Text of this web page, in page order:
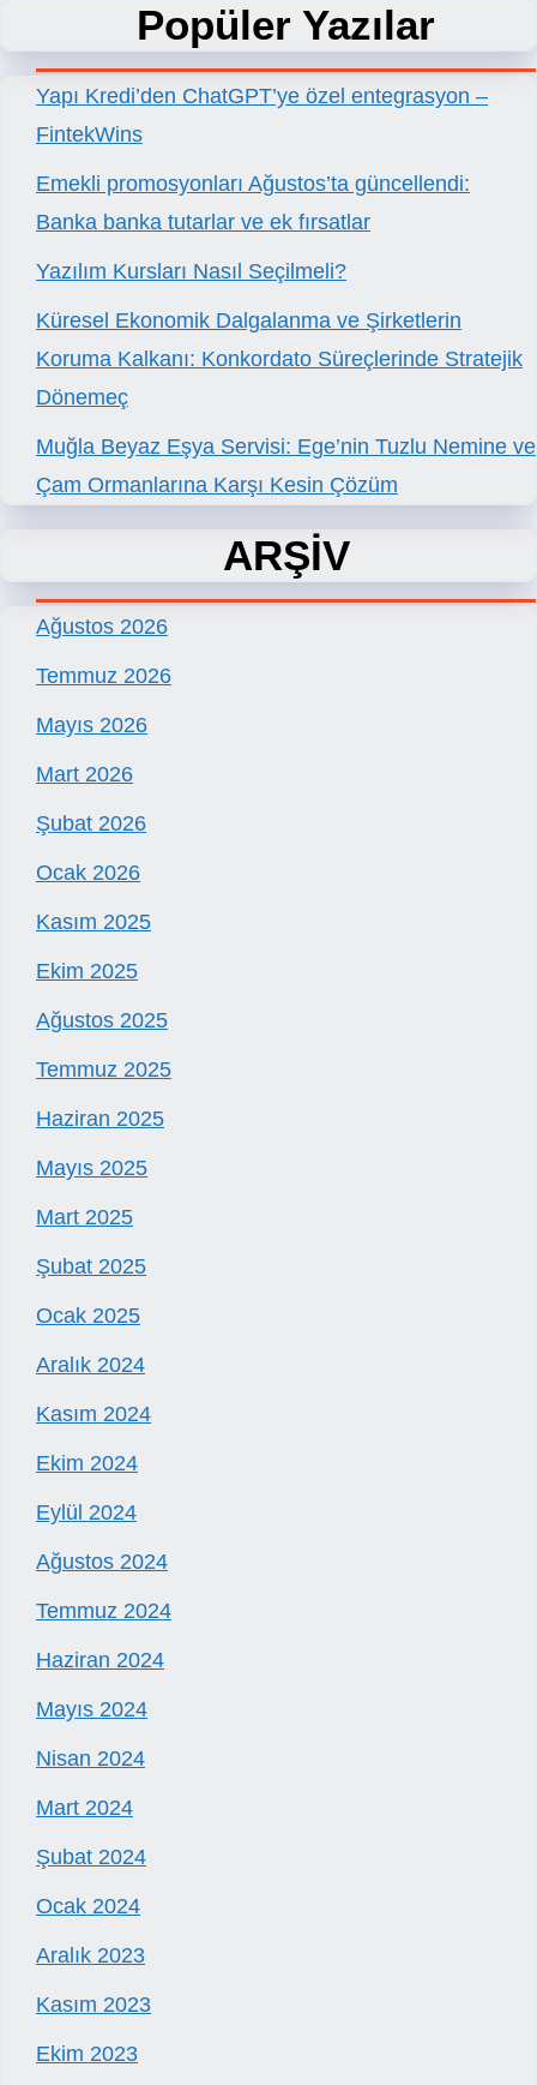
Popüler Yazılar
Yapı Kredi’den ChatGPT’ye özel entegrasyon –
FintekWins
Emekli promosyonları Ağustos’ta güncellendi:
Banka banka tutarlar ve ek fırsatlar
Yazılım Kursları Nasıl Seçilmeli?
Küresel Ekonomik Dalgalanma ve Şirketlerin
Koruma Kalkanı: Konkordato Süreçlerinde Stratejik
Dönemeç
Muğla Beyaz Eşya Servisi: Ege’nin Tuzlu Nemine ve
Çam Ormanlarına Karşı Kesin Çözüm
ARŞİV
Ağustos 2026
Temmuz 2026
Mayıs 2026
Mart 2026
Şubat 2026
Ocak 2026
Kasım 2025
Ekim 2025
Ağustos 2025
Temmuz 2025
Haziran 2025
Mayıs 2025
Mart 2025
Şubat 2025
Ocak 2025
Aralık 2024
Kasım 2024
Ekim 2024
Eylül 2024
Ağustos 2024
Temmuz 2024
Haziran 2024
Mayıs 2024
Nisan 2024
Mart 2024
Şubat 2024
Ocak 2024
Aralık 2023
Kasım 2023
Ekim 2023